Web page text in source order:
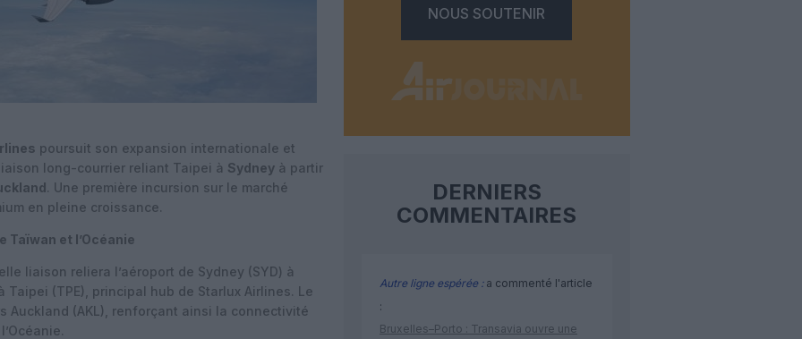
poursuit son expansion internationale et
long-courrier reliant Taipei à Sydney à partir
. Une première incursion sur le marché
en pleine croissance.
et l’Océanie
liaison reliera l’aéroport de Sydney (SYD) à
(TPE), principal hub de Starlux Airlines. Le
Auckland (AKL), renforçant ainsi la connectivité
NOUS SOUTENIR
DERNIERS
COMMENTAIRES
Autre ligne espérée :a commenté l'article
:
Bruxelles–Porto : Transavia ouvre une